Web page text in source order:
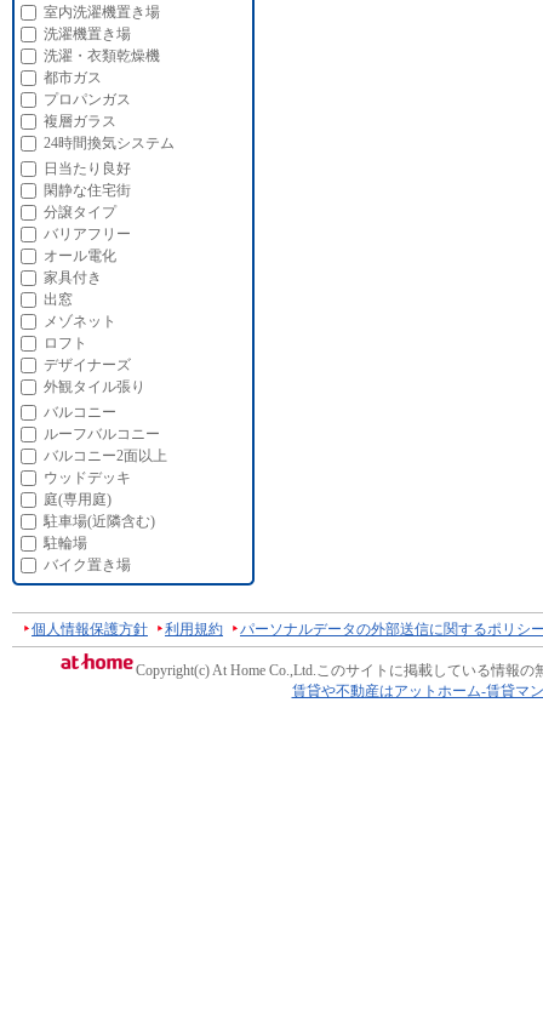
室内洗濯機置き場
洗濯機置き場
洗濯・衣類乾燥機
都市ガス
プロパンガス
複層ガラス
24時間換気システム
日当たり良好
閑静な住宅街
分譲タイプ
バリアフリー
オール電化
家具付き
出窓
メゾネット
ロフト
デザイナーズ
外観タイル張り
バルコニー
ルーフバルコニー
バルコニー2面以上
ウッドデッキ
庭(専用庭)
駐車場(近隣含む)
駐輪場
バイク置き場
個人情報保護方針 利用規約 パーソナルデータの外部送信に関するポリシ
Copyright(c) At Home Co.,Ltd.このサイトに掲載している情報の
賃貸や不動産はアットホーム-賃貸マ